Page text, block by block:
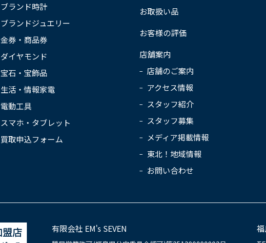
ブランド時計
ブランドジュエリー
金券・商品券
ダイヤモンド
宝石・宝飾品
生活・情報家電
電動工具
スマホ・タブレット
買取申込フォーム
お取扱い品
お客様の評価
店舗案内
店舗のご案内
アクセス情報
スタッフ紹介
スタッフ募集
メディア掲載情報
東北！地域情報
お問い合わせ
有限会社 EM's SEVEN